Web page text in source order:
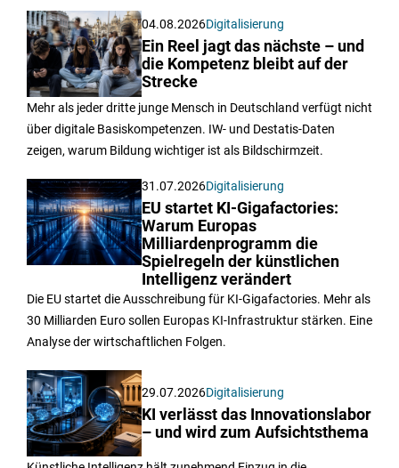
Digitalisierung
Ein Reel jagt das nächste – und
die Kompetenz bleibt auf der
Strecke
Mehr als jeder dritte junge Mensch in Deutschland verfügt nicht
über digitale Basiskompetenzen. IW- und Destatis-Daten
zeigen, warum Bildung wichtiger ist als Bildschirmzeit.
Digitalisierung
EU startet KI-Gigafactories:
Warum Europas
Milliardenprogramm die
Spielregeln der künstlichen
Intelligenz verändert
Die EU startet die Ausschreibung für KI-Gigafactories. Mehr als
30 Milliarden Euro sollen Europas KI-Infrastruktur stärken. Eine
Analyse der wirtschaftlichen Folgen.
Digitalisierung
KI verlässt das Innovationslabor
– und wird zum Aufsichtsthema